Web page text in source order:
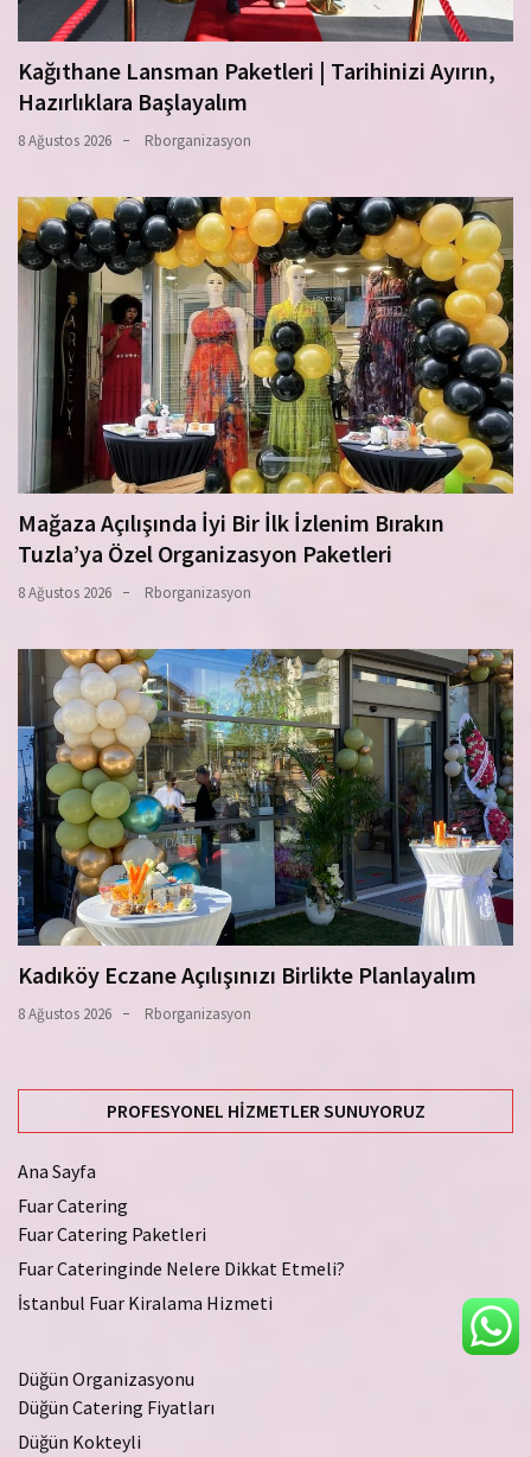
Kağıthane Lansman Paketleri | Tarihinizi Ayırın,
Hazırlıklara Başlayalım
8 Ağustos 2026 Rborganizasyon
Mağaza Açılışında İyi Bir İlk İzlenim Bırakın
Tuzla’ya Özel Organizasyon Paketleri
8 Ağustos 2026 Rborganizasyon
Kadıköy Eczane Açılışınızı Birlikte Planlayalım
8 Ağustos 2026 Rborganizasyon
PROFESYONEL HIZMETLER SUNUYORUZ
Ana Sayfa
Fuar Catering
Fuar Catering Paketleri
Fuar Cateringinde Nelere Dikkat Etmeli?
İstanbul Fuar Kiralama Hizmeti
Düğün Organizasyonu
Düğün Catering Fiyatları
Düğün Kokteyli